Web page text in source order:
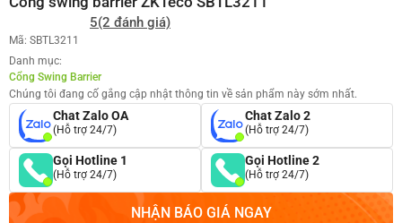
5(2 đánh giá)
Mã: SBTL3211
Danh mục:
Cổng Swing Barrier
Chúng tôi đang cố gắng cập nhật thông tin về sản phẩm này sớm nhất.
Chat Zalo OA
(Hỗ trợ 24/7)
Chat Zalo 2
(Hỗ trợ 24/7)
Gọi Hotline 1
(Hỗ trợ 24/7)
Gọi Hotline 2
(Hỗ trợ 24/7)
NHẬN BÁO GIÁ NGAY